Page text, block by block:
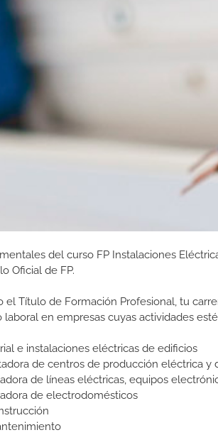
del curso FP Instalaciones
Oficial de FP.
el Título de Formación Profesional, tu
en empresas cuyas actividades
e instalaciones eléctricas de edificios
de centros de producción eléctrica y
de líneas eléctricas, equipos
de electrodomésticos